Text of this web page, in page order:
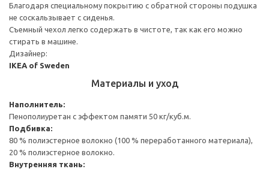
Благодаря специальному покрытию с обратной стороны подушка
не соскальзывает с сиденья.
Съемный чехол легко содержать в чистоте, так как его можно
стирать в машине.
Дизайнер:
IKEA of Sweden
Материалы и уход
Наполнитель:
Пенополиуретан с эффектом памяти 50 кг/куб.м.
Подбивка:
80 % полиэстерное волокно (100 % переработанного материала),
20 % полиэстерное волокно.
Внутренняя ткань: